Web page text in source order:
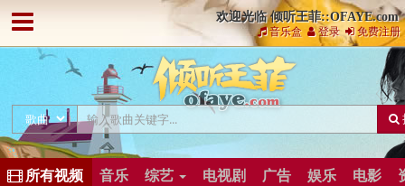
欢迎光临 倾听王菲::OFAYE.com
音乐盒 登录 免费注册
所有视频 音乐 综艺 电视剧 广告 娱乐 电影